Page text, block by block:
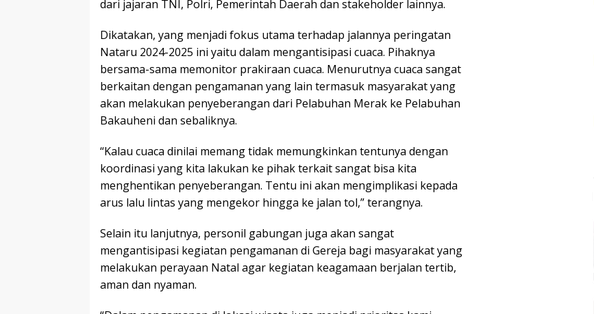
dari jajaran TNI, Polri, Pemerintah Daerah dan stakeholder lainnya.
Dikatakan, yang menjadi fokus utama terhadap jalannya peringatan
Nataru 2024-2025 ini yaitu dalam mengantisipasi cuaca. Pihaknya
bersama-sama memonitor prakiraan cuaca. Menurutnya cuaca sangat
berkaitan dengan pengamanan yang lain termasuk masyarakat yang
akan melakukan penyeberangan dari Pelabuhan Merak ke Pelabuhan
Bakauheni dan sebaliknya.
“Kalau cuaca dinilai memang tidak memungkinkan tentunya dengan
koordinasi yang kita lakukan ke pihak terkait sangat bisa kita
menghentikan penyeberangan. Tentu ini akan mengimplikasi kepada
arus lalu lintas yang mengekor hingga ke jalan tol,” terangnya.
Selain itu lanjutnya, personil gabungan juga akan sangat
mengantisipasi kegiatan pengamanan di Gereja bagi masyarakat yang
melakukan perayaan Natal agar kegiatan keagamaan berjalan tertib,
aman dan nyaman.